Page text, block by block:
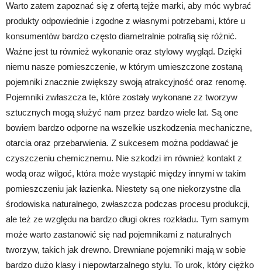
Warto zatem zapoznać się z ofertą tejże marki, aby móc wybrać
produkty odpowiednie i zgodne z własnymi potrzebami, które u
konsumentów bardzo często diametralnie potrafią się różnić.
Ważne jest tu również wykonanie oraz stylowy wygląd. Dzięki
niemu nasze pomieszczenie, w którym umieszczone zostaną
pojemniki znacznie zwiększy swoją atrakcyjność oraz renomę.
Pojemniki zwłaszcza te, które zostały wykonane zz tworzyw
sztucznych mogą służyć nam przez bardzo wiele lat. Są one
bowiem bardzo odporne na wszelkie uszkodzenia mechaniczne,
otarcia oraz przebarwienia. Z sukcesem można poddawać je
czyszczeniu chemicznemu. Nie szkodzi im również kontakt z
wodą oraz wilgoć, która może wystąpić między innymi w takim
pomieszczeniu jak łazienka. Niestety są one niekorzystne dla
środowiska naturalnego, zwłaszcza podczas procesu produkcji,
ale też ze względu na bardzo długi okres rozkładu. Tym samym
może warto zastanowić się nad pojemnikami z naturalnych
tworzyw, takich jak drewno. Drewniane pojemniki mają w sobie
bardzo dużo klasy i niepowtarzalnego stylu. To urok, który ciężko